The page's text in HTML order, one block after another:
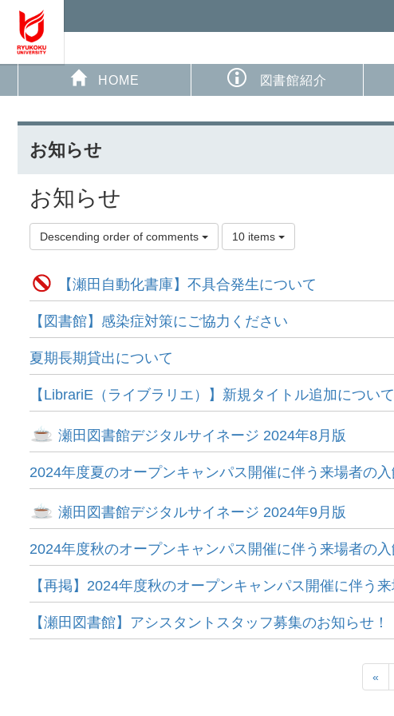
HOME 図書館紹介
お知らせ
お知らせ
Descending order of comments 10 items
【瀬田自動化書庫】不具合発生について
【図書館】感染症対策にご協力ください
夏期長期貸出について
【LibrariE（ライブラリエ）】新規タイトル追加について
瀬田図書館デジタルサイネージ 2024年8月版
2024年度夏のオープンキャンパス開催に伴う来場者の
瀬田図書館デジタルサイネージ 2024年9月版
2024年度秋のオープンキャンパス開催に伴う来場者の
【再掲】2024年度秋のオープンキャンパス開催に伴う
【瀬田図書館】アシスタントスタッフ募集のお知らせ！
«